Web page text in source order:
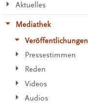
Aktuelles
Mediathek
Veröffentlichungen
Pressestimmen
Reden
Videos
Audios